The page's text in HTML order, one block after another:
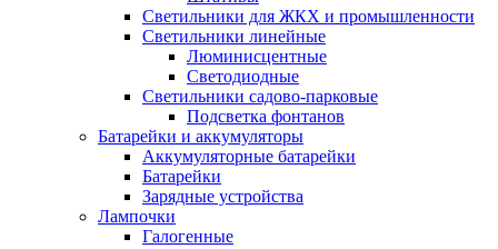
Светильники для ЖКХ и промышленности
Светильники линейные
Люминисцентные
Светодиодные
Светильники садово-парковые
Подсветка фонтанов
Батарейки и аккумуляторы
Аккумуляторные батарейки
Батарейки
Зарядные устройства
Лампочки
Галогенные